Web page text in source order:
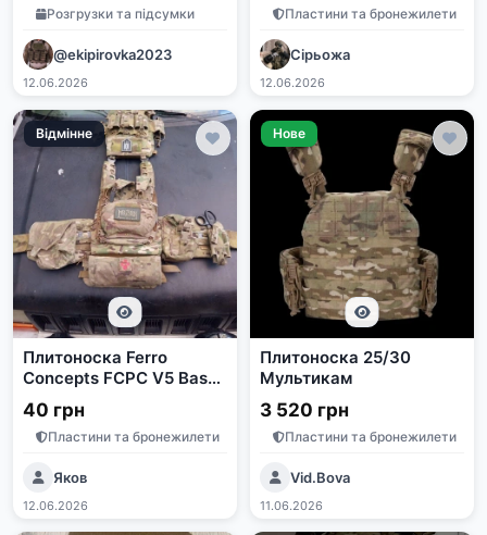
Розгрузки та підсумки
@ekipirovka2023
12.06.2026
Пластини та бронежилети
Сірьожа
12.06.2026
Відмінне
Плитоноска Ferro
Concepts FCPC V5 Base
Multicam з балістичним
захистом
40 грн
Пластини та бронежилети
Яков
12.06.2026
Нове
Плитоноска 25/30
Мультикам
3 520 грн
Пластини та бронежилети
Vid.Bova
11.06.2026